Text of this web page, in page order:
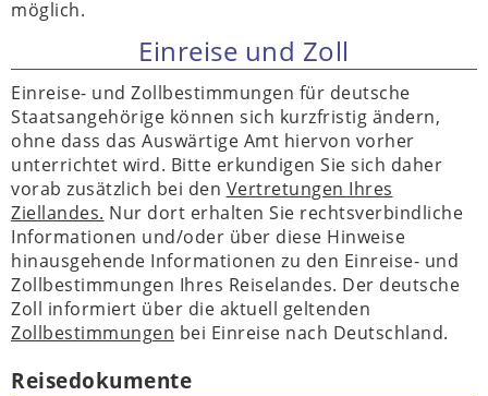
möglich.
Einreise und Zoll
Einreise- und Zollbestimmungen für deutsche
Staatsangehörige können sich kurzfristig ändern,
ohne dass das Auswärtige Amt hiervon vorher
unterrichtet wird. Bitte erkundigen Sie sich daher
vorab zusätzlich bei den Vertretungen Ihres
Ziellandes. Nur dort erhalten Sie rechtsverbindliche
Informationen und/oder über diese Hinweise
hinausgehende Informationen zu den Einreise- und
Zollbestimmungen Ihres Reiselandes. Der deutsche
Zoll informiert über die aktuell geltenden
Zollbestimmungen bei Einreise nach Deutschland.
Reisedokumente